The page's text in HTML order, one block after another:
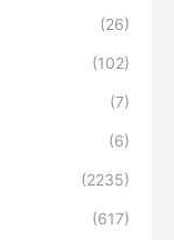
(26)
(102)
(7)
(6)
(2235)
(617)